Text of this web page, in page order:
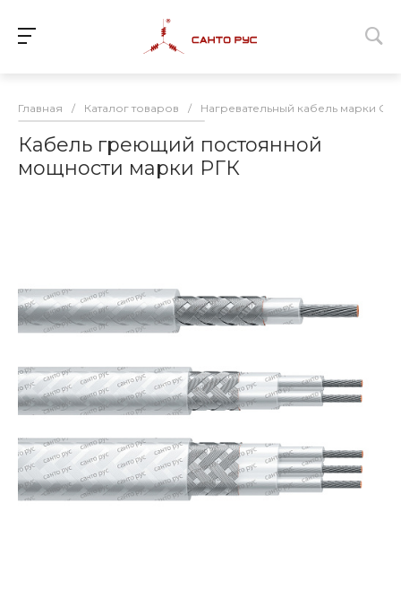
Главная / Каталог товаров / Нагревательный кабель марки
Кабель греющий постоянной
мощности марки РГК